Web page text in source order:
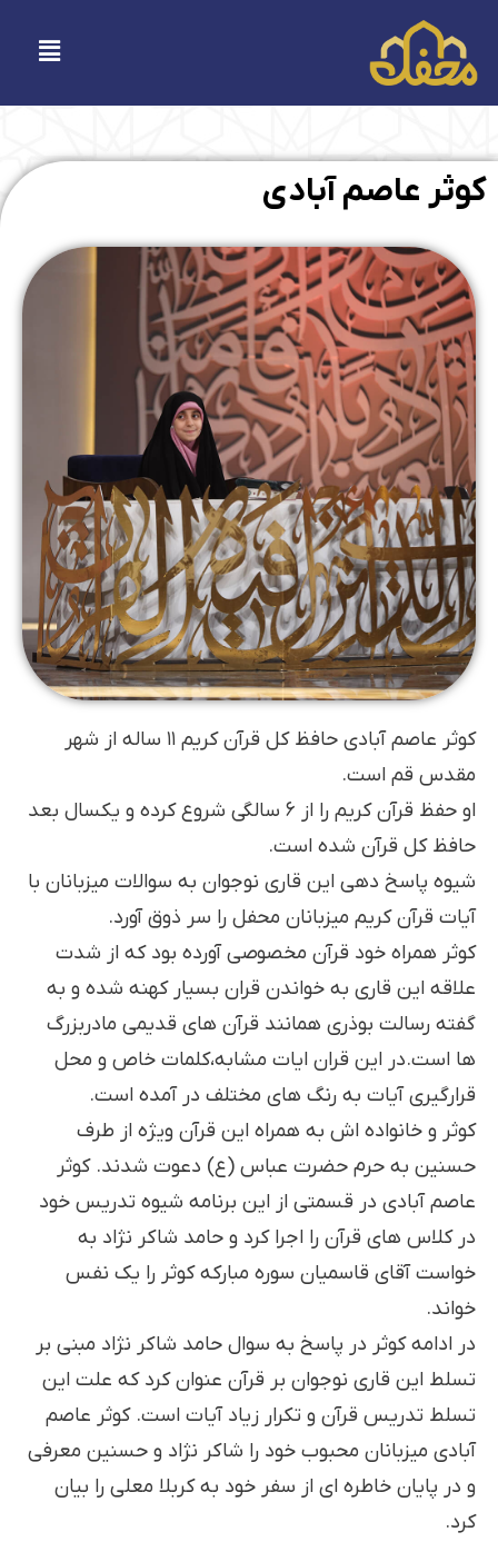
فهرست
کوثر عاصم آبادی
کوثر عاصم آبادی حافظ کل قرآن کریم ۱۱ ساله از شهر
مقدس قم است.
او حفظ قرآن کریم را از ۶ سالگی شروع کرده و یکسال بعد
حافظ کل قرآن شده است.
شیوه پاسخ دهی این قاری نوجوان به سوالات میزبانان با
آیات قرآن کریم میزبانان محفل را سر ذوق آورد.
کوثر همراه خود قرآن مخصوصی آورده بود که از شدت
علاقه این قاری به خواندن قران بسیار کهنه شده و به
گفته رسالت بوذری همانند قرآن های قدیمی مادربزرگ
ها است.در این قران ایات مشابه،کلمات خاص و محل
قرارگیری آیات به رنگ های مختلف در آمده است.
کوثر و خانواده اش به همراه این قرآن ویژه از طرف
حسنین به حرم حضرت عباس (ع) دعوت شدند. کوثر
عاصم آبادی در قسمتی از این برنامه شیوه تدریس خود
در کلاس های قرآن را اجرا کرد و حامد شاکر نژاد به
خواست آقای قاسمیان سوره مبارکه کوثر را یک نفس
خواند.
در ادامه کوثر در پاسخ به سوال حامد شاکر نژاد مبنی بر
تسلط این قاری نوجوان بر قرآن عنوان کرد که علت این
تسلط تدریس قرآن و تکرار زیاد آیات است. کوثر عاصم
آبادی میزبانان محبوب خود را شاکر نژاد و حسنین معرفی
و در پایان خاطره ای از سفر خود به کربلا معلی را بیان
کرد.